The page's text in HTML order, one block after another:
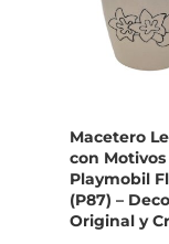
Macetero
con Motivos
Playmobil
(P87) –
Original y